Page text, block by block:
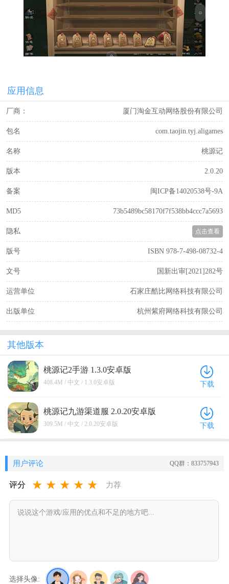
应用信息
厂商： 厦门淘金互动网络股份有限公司
包名 com.taojin.tyj.aligames
名称 桃源记
版本 2.0.20
备案 闽ICP备14020538号-9A
MD5 73b5489bc58170f7f538bb4ccc7a5693
隐私 点击查看
版号 ISBN 978-7-498-08732-4
文号 国新出审[2021]282号
运营单位 石家庄酷比网络科技有限公司
出版单位 杭州紫府网络科技有限公司
其他版本
桃源记2手游 1.3.0安卓版
408.4M / 中文 / 1.3.0安卓版 下载
桃源记九游渠道服 2.0.20安卓版
309.5M / 中文 / 2.0.20安卓版 下载
用户评论 QQ群：833757943
评分 ★ ★ ★ ★ ★ 力荐
选择头像: